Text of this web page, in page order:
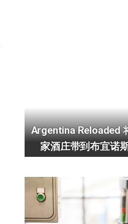
Argentina Reloaded
家酒庄带到布宜诺